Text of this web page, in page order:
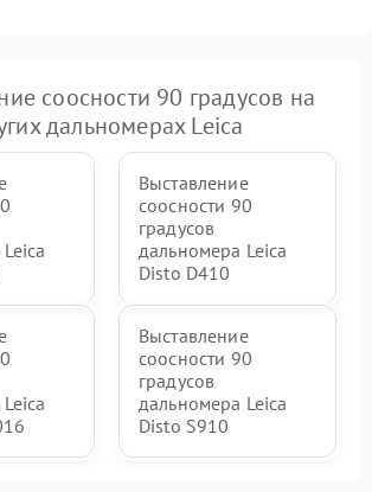
соосности 90 градусов на
дальномерах Leica
Выставление
соосности 90
градусов
дальномера Leica
Disto D410
Выставление
соосности 90
градусов
дальномера Leica
Disto S910